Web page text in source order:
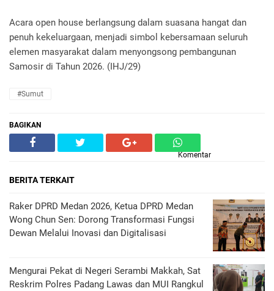
Acara open house berlangsung dalam suasana hangat dan
penuh kekeluargaan, menjadi simbol kebersamaan seluruh
elemen masyarakat dalam menyongsong pembangunan
Samosir di Tahun 2026. (IHJ/29)
#Sumut
BAGIKAN
Komentar
BERITA TERKAIT
Raker DPRD Medan 2026, Ketua DPRD Medan
Wong Chun Sen: Dorong Transformasi Fungsi
Dewan Melalui Inovasi dan Digitalisasi
Mengurai Pekat di Negeri Serambi Makkah, Sat
Reskrim Polres Padang Lawas dan MUI Rangkul